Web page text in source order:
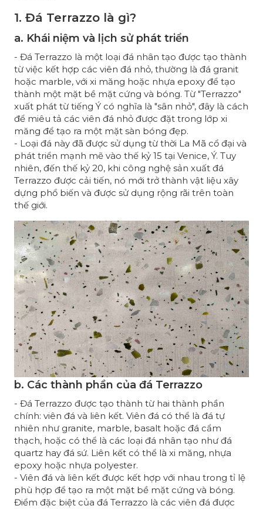
1. Đá Terrazzo là gì?
a. Khái niệm và lịch sử phát triển
- Đá Terrazzo là một loại đá nhân tạo được tạo thành
từ việc kết hợp các viên đá nhỏ, thường là đá granit
hoặc marble, với xi măng hoặc nhựa epoxy để tạo
thành một mặt bề mặt cứng và bóng. Từ "Terrazzo"
xuất phát từ tiếng Ý có nghĩa là "sân nhỏ", đây là cách
để miêu tả các viên đá nhỏ được đặt trong lớp xi
măng để tạo ra một mặt sàn bóng đẹp.
- Loại đá này đã được sử dụng từ thời La Mã cổ đại và
phát triển mạnh mẽ vào thế kỷ 15 tại Venice, Ý. Tuy
nhiên, đến thế kỷ 20, khi công nghệ sản xuất đá
Terrazzo được cải tiến, nó mới trở thành vật liệu xây
dựng phổ biến và được sử dụng rộng rãi trên toàn
thế giới.
b. Các thành phần của đá Terrazzo
- Đá Terrazzo được tạo thành từ hai thành phần
chính: viên đá và liên kết. Viên đá có thể là đá tự
nhiên như granite, marble, basalt hoặc đá cẩm
thạch, hoặc có thể là các loại đá nhân tạo như đá
quartz hay đá sứ. Liên kết có thể là xi măng, nhựa
epoxy hoặc nhựa polyester.
- Viên đá và liên kết được kết hợp với nhau trong tỉ lệ
phù hợp để tạo ra một mặt bề mặt cứng và bóng.
Điểm đặc biệt của đá Terrazzo là các viên đá được